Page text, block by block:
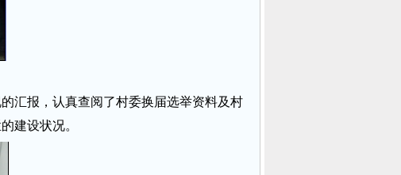
汇报，认真查阅了村委换届选举资料及村
建设状况。